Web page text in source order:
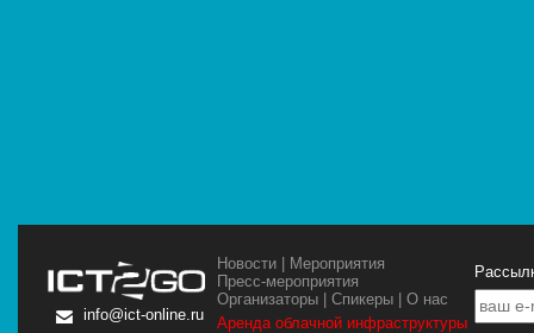
info@ict-online.ru
Новости | Мероприятия
Пресс-мероприятия
Организаторы |Спикеры |О нас
Аренда облачной инфраструктуры